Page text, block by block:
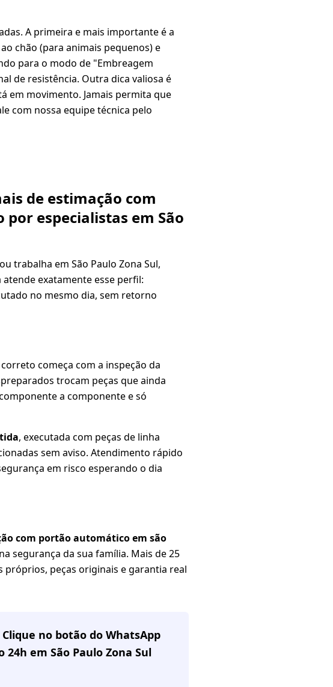
A primeira e mais importante é a
chão (para animais pequenos) e
para o modo de "Embreagem
de resistência. Outra dica valiosa é
em movimento. Jamais permita que
com nossa equipe técnica pelo
de estimação com
especialistas em São
trabalha em São Paulo Zona Sul,
exatamente esse perfil:
no mesmo dia, sem retorno
começa com a inspeção da
trocam peças que ainda
a componente e só
, executada com peças de linha
sem aviso. Atendimento rápido
em risco esperando o dia
com portão automático em são
segurança da sua família. Mais de 25
próprios, peças originais e garantia real
no botão do WhatsApp
24h em São Paulo Zona Sul